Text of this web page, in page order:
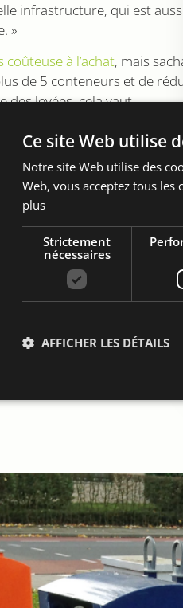
infrastructure, qui est
»
coûteuse à l’achat, mais
de 5 conteneurs et de
des levées, cela vaut
Ce site Web utilise
Notre site Web utilise des
Web, vous acceptez tous
plus
Strictement
nécessaires
AFFICHER LES DÉTAILS
Nom
li_gc
VISITOR_PRIVACY_METADATA